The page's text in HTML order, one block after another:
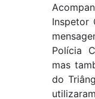
Inspetor
Polícia
mas
do